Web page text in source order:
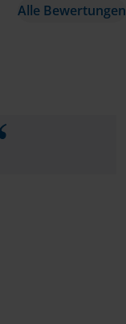
Alle Bewertungen